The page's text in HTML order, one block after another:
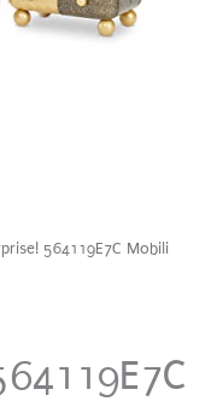
564119E7C Mobili